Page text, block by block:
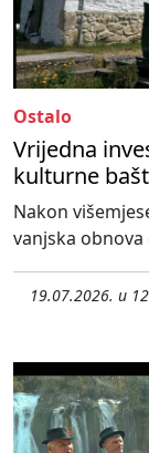
Ostalo
Vrijedna
kulturne
Nakon
vanjska obnova
19.07.2026. u